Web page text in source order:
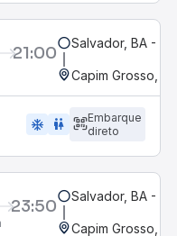
21:00 Salvador, BA -
Capim Grosso, BA
ac_unit wc
Embarque
direto
23:50 Salvador, BA -
Capim Grosso, BA